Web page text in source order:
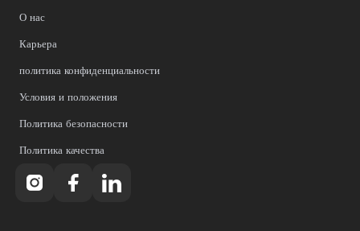
О нас
Карьера
политика конфиденциальности
Условия и положения
Политика безопасности
Политика качества